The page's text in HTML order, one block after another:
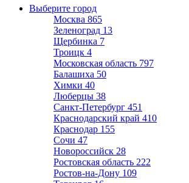
Выберите город
Москва 865
Зеленоград 13
Щербинка 7
Троицк 4
Московская область 797
Балашиха 50
Химки 40
Люберцы 38
Санкт-Петербург 451
Краснодарский край 410
Краснодар 155
Сочи 47
Новороссийск 28
Ростовская область 222
Ростов-на-Дону 109